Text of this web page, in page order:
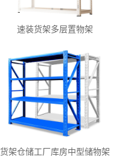
速装货架多层置物架
货架仓储工厂库房中型储物架